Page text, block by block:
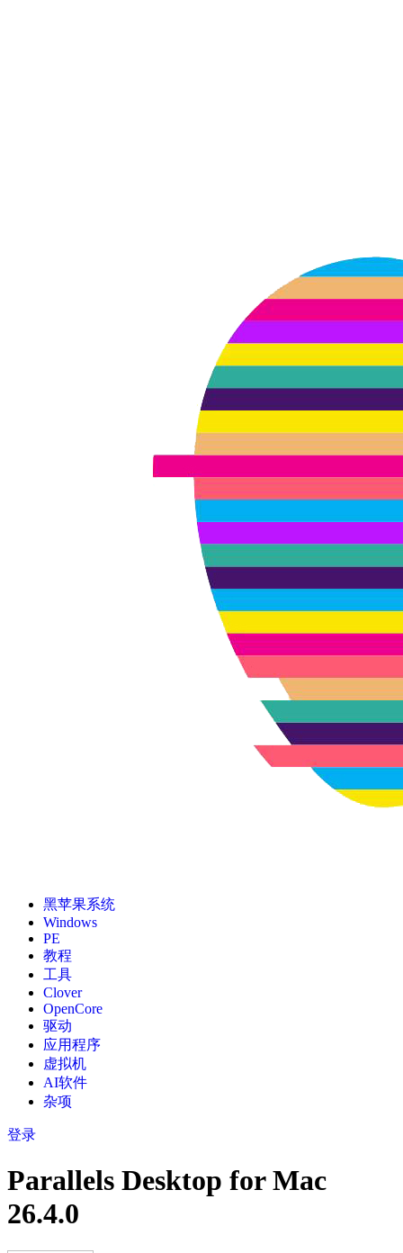
黑苹果系统
Windows
PE
教程
工具
Clover
OpenCore
驱动
应用程序
虚拟机
AI软件
杂项
登录
Parallels Desktop for Mac
26.4.0